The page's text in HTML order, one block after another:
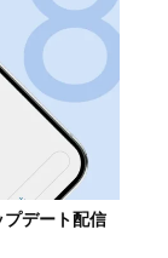
デート配信